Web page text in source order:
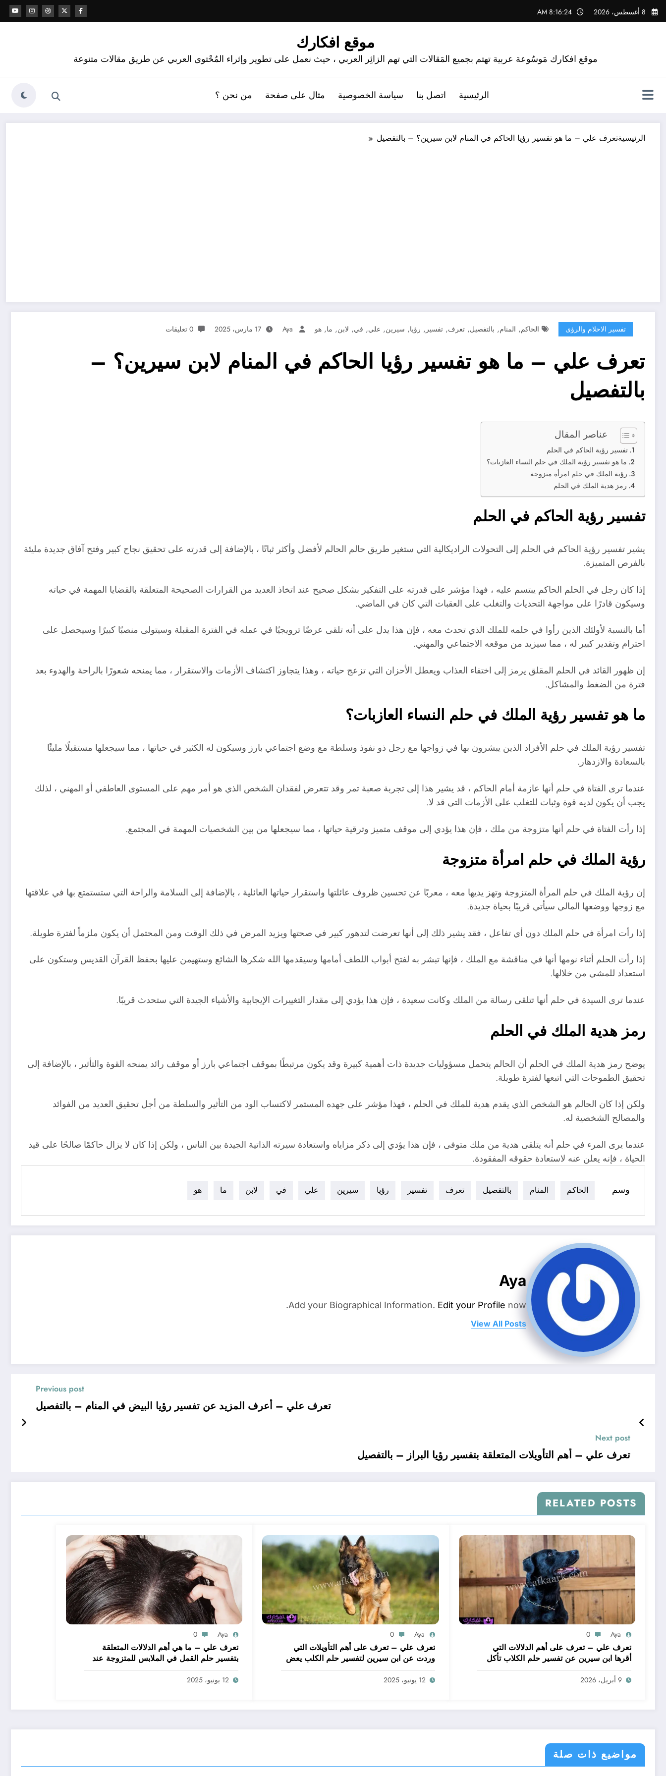
التجاوز
إلى
8 أغسطس، 2026 8:16:25 AM
موقع افكارك
موقع افكارك مَوسُوعة عربية تهتم بجميع المَقالات التي تهم الزائِر العربي ، حيث نعمل على تطوير وإثراء المُحْتوى العربي عن طريق مقالات متنوعة
الرئيسية اتصل بنا سياسة الخصوصية مثال على صفحة من نحن ؟
الرئيسيةتعرف علي – ما هو تفسير رؤيا الحاكم في المنام لابن سيرين؟ – بالتفصيل
تفسير الاحلام والرؤى الحاكم, المنام, بالتفصيل, تعرف, تفسير , رؤيا, سيرين, علي, في, لابن, ما, هو Aya 17 مارس، 2025 0 تعليقات
تعرف علي – ما هو تفسير رؤيا الحاكم في المنام لابن سيرين؟ –
بالتفصيل
عناصر المقال
تفسير رؤية الحاكم في الحلم
ما هو تفسير رؤية الملك في حلم النساء العازبات؟
رؤية الملك في حلم امرأة متزوجة
رمز هدية الملك في الحلم
تفسير رؤية الحاكم في الحلم
يشير تفسير رؤية الحاكم في الحلم إلى التحولات الراديكالية التي ستغير طريق حالم الحالم لأفضل وأكثر ثباتًا ، بالإضافة إلى قدرته على تحقيق نجاح كبير وفتح آفاق جديدة مليئة
بالفرص المتميزة.
إذا كان رجل في الحلم الحاكم يبتسم عليه ، فهذا مؤشر على قدرته على التفكير بشكل صحيح عند اتخاذ العديد من القرارات الصحيحة المتعلقة بالقضايا المهمة في حياته
وسيكون قادرًا على مواجهة التحديات والتغلب على العقبات التي كان في الماضي.
أما بالنسبة لأولئك الذين رأوا في حلمه للملك الذي تحدث معه ، فإن هذا يدل على أنه تلقى عرضًا ترويجيًا في عمله في الفترة المقبلة وسيتولى منصبًا كبيرًا وسيحصل على
احترام وتقدير كبير له ، مما سيزيد من موقعه الاجتماعي والمهني.
إن ظهور القائد في الحلم المقلق يرمز إلى اختفاء العذاب ويعطل الأحزان التي تزعج حياته ، وهذا يتجاوز اكتشاف الأزمات والاستقرار ، مما يمنحه شعورًا بالراحة والهدوء بعد
فترة من الضغط والمشاكل.
ما هو تفسير رؤية الملك في حلم النساء العازبات؟
تفسير رؤية الملك في حلم الأفراد الذين يبشرون بها في زواجها مع رجل ذو نفوذ وسلطة مع وضع اجتماعي بارز وسيكون له الكثير في حياتها ، مما سيجعلها مستقبلًا مليئًا
بالسعادة والازدهار.
عندما ترى الفتاة في حلم أنها عازمة أمام الحاكم ، قد يشير هذا إلى تجربة صعبة تمر وقد تتعرض لفقدان الشخص الذي هو أمر مهم على المستوى العاطفي أو المهني ، لذلك
يجب أن يكون لديه قوة وثبات للتغلب على الأزمات التي قد لا.
إذا رأت الفتاة في حلم أنها متزوجة من ملك ، فإن هذا يؤدي إلى موقف متميز وترقية حياتها ، مما سيجعلها من بين الشخصيات المهمة في المجتمع.
رؤية الملك في حلم امرأة متزوجة
إن رؤية الملك في حلم المرأة المتزوجة وتهز يديها معه ، معربًا عن تحسين ظروف عائلتها واستقرار حياتها العائلية ، بالإضافة إلى السلامة والراحة التي ستستمتع بها في علاقتها
مع زوجها ووضعها المالي سيأتي قريبًا بحياة جديدة.
إذا رأت امرأة في حلم الملك دون أي تفاعل ، فقد يشير ذلك إلى أنها تعرضت لتدهور كبير في صحتها ويزيد المرض في ذلك الوقت ومن المحتمل أن يكون ملزماً لفترة طويلة.
إذا رأت الحلم أثناء نومها أنها في مناقشة مع الملك ، فإنها تبشر به لفتح أبواب اللطف أمامها وسيقدمها الله شكرها الشائع وستهيمن عليها بحفظ القرآن القديس وستكون على
استعداد للمشي من خلالها.
عندما ترى السيدة في حلم أنها تتلقى رسالة من الملك وكانت سعيدة ، فإن هذا يؤدي إلى مقدار التغييرات الإيجابية والأشياء الجيدة التي ستحدث قريبًا.
رمز هدية الملك في الحلم
يوضح رمز هدية الملك في الحلم أن الحالم يتحمل مسؤوليات جديدة ذات أهمية كبيرة وقد يكون مرتبطًا بموقف اجتماعي بارز أو موقف رائد يمنحه القوة والتأثير ، بالإضافة إلى
تحقيق الطموحات التي اتبعها لفترة طويلة.
ولكن إذا كان الحالم هو الشخص الذي يقدم هدية للملك في الحلم ، فهذا مؤشر على جهده المستمر لاكتساب الود من التأثير والسلطة من أجل تحقيق العديد من الفوائد
والمصالح الشخصية له.
عندما يرى المرء في حلم أنه يتلقى هدية من ملك متوفى ، فإن هذا يؤدي إلى ذكر مزاياه واستعادة سيرته الذاتية الجيدة بين الناس ، ولكن إذا كان لا يزال حاكمًا صالحًا على قيد
الحياة ، فإنه يعلن عنه لاستعادة حقوقه المفقودة.
وسم الحاكم المنام بالتفصيل تعرف تفسير رؤيا سيرين علي في لابن ما هو
Aya
Add your Biographical Information. Edit your Profile now.
View All Posts
Previous post
تعرف علي – أعرف المزيد عن تفسير رؤيا البيض في المنام – بالتفصيل
Next post
تعرف علي – أهم التأويلات المتعلقة بتفسير رؤيا البراز – بالتفصيل
RELATED POSTS
Aya
0
تعرف علي – تعرف على أهم الدلالات التي
أقرها ابن سيرين عن تفسير حلم الكلاب تأكل
لحم – بالتفصيل
9 أبريل، 2026
Aya
0
تعرف علي – تعرف على أهم التأويلات التي
وردت عن ابن سيرين لتفسير حلم الكلب يعض
يدي – بالتفصيل
12 يونيو، 2025
Aya
0
تعرف علي – ما هي أهم الدلالات المتعلقة
بتفسير حلم القمل في الملابس للمتزوجة عند
ابن سيرين؟ – بالتفصيل
12 يونيو، 2025
مواضيع ذات صلة